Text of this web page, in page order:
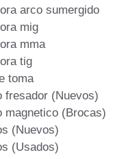
arco sumergido
mig
mma
tig
toma
fresador (Nuevos)
magnetico (Brocas)
(Nuevos)
(Usados)